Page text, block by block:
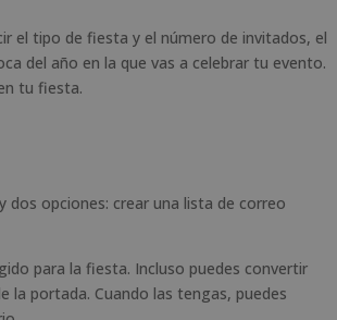
el tipo de fiesta y el número de invitados, el
del año en la que vas a celebrar tu evento.
tu fiesta.
opciones: crear una lista de correo
para la fiesta. Incluso puedes convertir
la portada. Cuando las tengas, puedes